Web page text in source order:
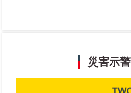
災害示警